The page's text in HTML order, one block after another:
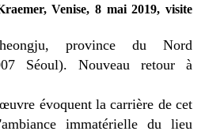
Venise, 8 mai 2019, visite
province du Nord
Séoul). Nouveau retour à
évoquent la carrière de cet
immatérielle du lieu